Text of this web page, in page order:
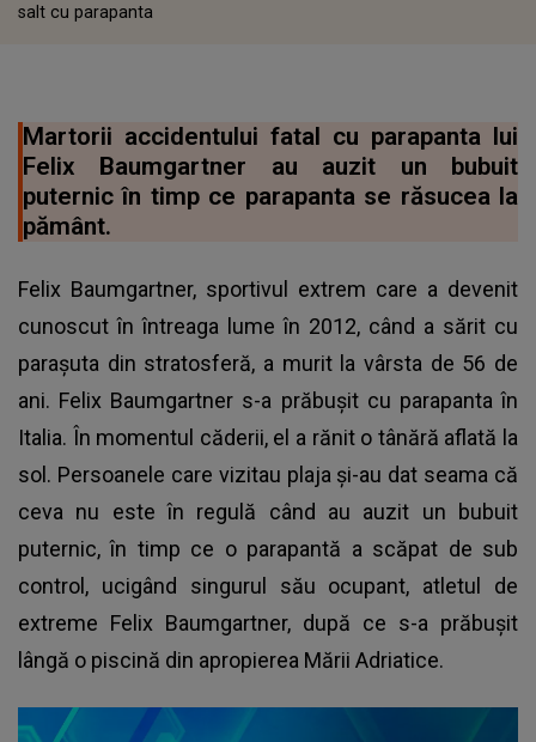
salt cu parapanta
Martorii accidentului fatal cu parapanta lui
Felix Baumgartner au auzit un bubuit
puternic în timp ce parapanta se răsucea la
pământ.
Felix Baumgartner, sportivul extrem care a devenit
cunoscut în întreaga lume în 2012, când a sărit cu
parașuta din stratosferă, a murit la vârsta de 56 de
ani. Felix Baumgartner s-a prăbușit cu parapanta în
Italia. În momentul căderii, el a rănit o tânără aflată la
sol. Persoanele care vizitau plaja și-au dat seama că
ceva nu este în regulă când au auzit un bubuit
puternic, în timp ce o parapantă a scăpat de sub
control, ucigând singurul său ocupant, atletul de
extreme Felix Baumgartner, după ce s-a prăbușit
lângă o piscină din apropierea Mării Adriatice.